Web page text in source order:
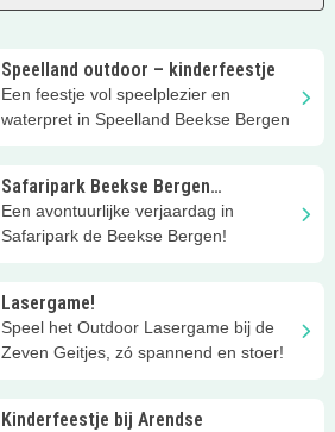
Speelland outdoor – kinderfeestje
Een feestje vol speelplezier en
waterpret in Speelland Beekse Bergen
Safaripark Beekse Bergen
Kinderfeestje
Een avontuurlijke verjaardag in
Safaripark de Beekse Bergen!
Lasergame!
Speel het Outdoor Lasergame bij de
Zeven Geitjes, zó spannend en stoer!
Kinderfeestje bij Arendse